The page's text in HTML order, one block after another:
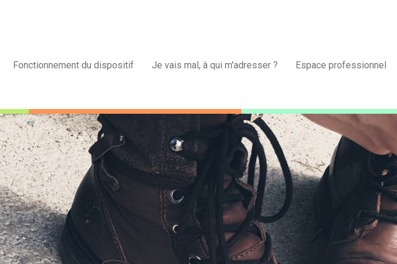
Fonctionnement du dispositif Je vais mal, à qui m'adresser ? Espace professionnel